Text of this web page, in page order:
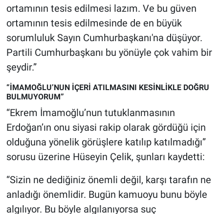
ortamının tesis edilmesi lazım. Ve bu güven
ortamının tesis edilmesinde de en büyük
sorumluluk Sayın Cumhurbaşkanı'na düşüyor.
Partili Cumhurbaşkanı bu yönüyle çok vahim bir
şeydir.”
“İMAMOĞLU’NUN İÇERİ ATILMASINI KESİNLİKLE DOĞRU
BULMUYORUM”
“Ekrem İmamoğlu’nun tutuklanmasının
Erdoğan’ın onu siyasi rakip olarak gördüğü için
olduğuna yönelik görüşlere katılıp katılmadığı”
sorusu üzerine Hüseyin Çelik, şunları kaydetti:
“Sizin ne dediğiniz önemli değil, karşı tarafın ne
anladığı önemlidir. Bugün kamuoyu bunu böyle
algılıyor. Bu böyle algılanıyorsa suç